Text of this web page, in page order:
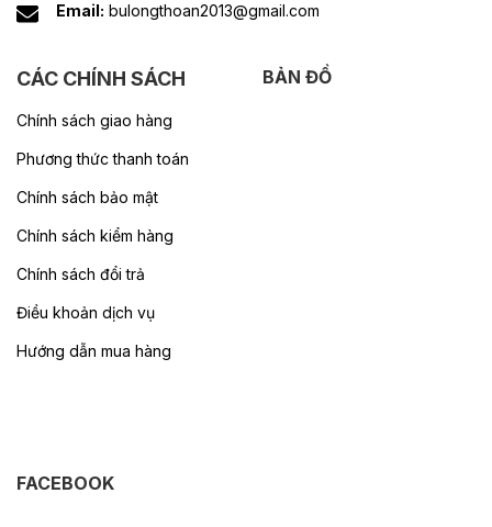
Email: bulongthoan2013@gmail.com
CÁC CHÍNH SÁCH
Chính sách giao hàng
Phương thức thanh toán
Chính sách bảo mật
Chính sách kiểm hàng
Chính sách đổi trả
Điều khoản dịch vụ
Hướng dẫn mua hàng
BẢN ĐỒ
FACEBOOK